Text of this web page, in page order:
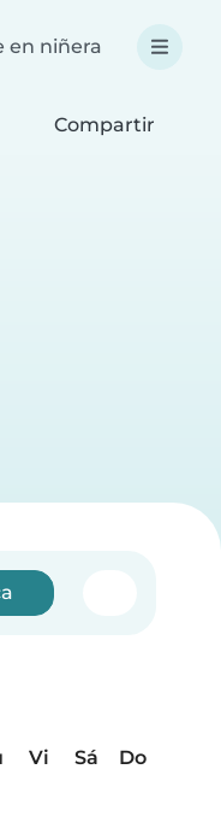
en niñera
Compartir
Vi Sá
Do